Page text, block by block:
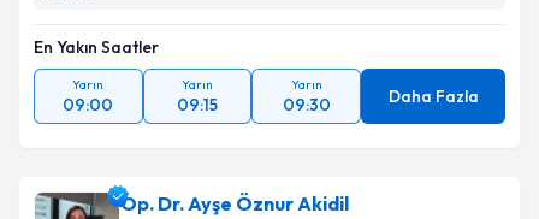
En Yakın Saatler
Yarın
09:00
Yarın
09:15
Yarın
09:30 Daha Fazla
Op. Dr. Ayşe Öznur Akidil